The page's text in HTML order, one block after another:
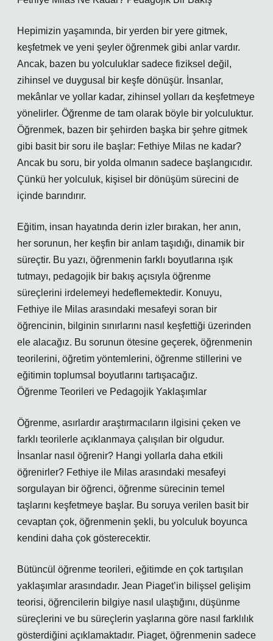
Hepimizin yaşamında, bir yerden bir yere gitmek,
keşfetmek ve yeni şeyler öğrenmek gibi anlar vardır.
Ancak, bazen bu yolculuklar sadece fiziksel değil,
zihinsel ve duygusal bir keşfe dönüşür. İnsanlar,
mekânlar ve yollar kadar, zihinsel yolları da keşfetmeye
yönelirler. Öğrenme de tam olarak böyle bir yolculuktur.
Öğrenmek, bazen bir şehirden başka bir şehre gitmek
gibi basit bir soru ile başlar: Fethiye Milas ne kadar?
Ancak bu soru, bir yolda olmanın sadece başlangıcıdır.
Çünkü her yolculuk, kişisel bir dönüşüm sürecini de
içinde barındırır.
Eğitim, insan hayatında derin izler bırakan, her anın,
her sorunun, her keşfin bir anlam taşıdığı, dinamik bir
süreçtir. Bu yazı, öğrenmenin farklı boyutlarına ışık
tutmayı, pedagojik bir bakış açısıyla öğrenme
süreçlerini irdelemeyi hedeflemektedir. Konuyu,
Fethiye ile Milas arasındaki mesafeyi soran bir
öğrencinin, bilginin sınırlarını nasıl keşfettiği üzerinden
ele alacağız. Bu sorunun ötesine geçerek, öğrenmenin
teorilerini, öğretim yöntemlerini, öğrenme stillerini ve
eğitimin toplumsal boyutlarını tartışacağız.
Öğrenme Teorileri ve Pedagojik Yaklaşımlar
Öğrenme, asırlardır araştırmacıların ilgisini çeken ve
farklı teorilerle açıklanmaya çalışılan bir olgudur.
İnsanlar nasıl öğrenir? Hangi yollarla daha etkili
öğrenirler? Fethiye ile Milas arasındaki mesafeyi
sorgulayan bir öğrenci, öğrenme sürecinin temel
taşlarını keşfetmeye başlar. Bu soruya verilen basit bir
cevaptan çok, öğrenmenin şekli, bu yolculuk boyunca
kendini daha çok gösterecektir.
Bütüncül öğrenme teorileri, eğitimde en çok tartışılan
yaklaşımlar arasındadır. Jean Piaget’in bilişsel gelişim
teorisi, öğrencilerin bilgiye nasıl ulaştığını, düşünme
süreçlerini ve bu süreçlerin yaşlarına göre nasıl farklılık
gösterdiğini açıklamaktadır. Piaget, öğrenmenin sadece